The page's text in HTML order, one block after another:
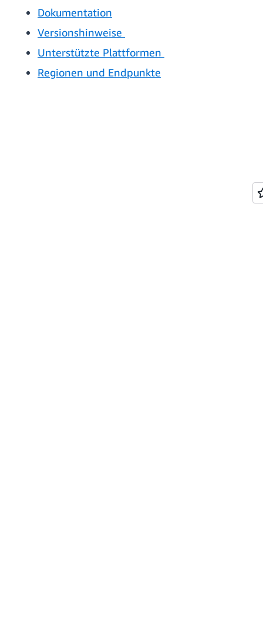
Dokumentation
Versionshinweise
Unterstützte Plattformen
Regionen und Endpunkte